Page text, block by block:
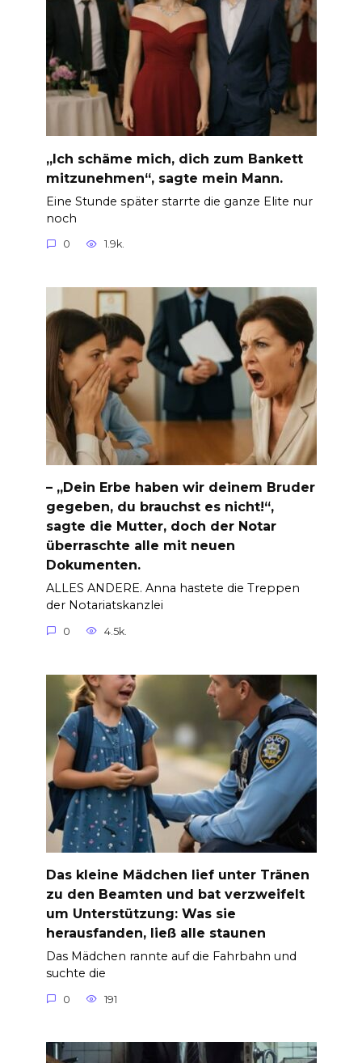
„Ich schäme mich, dich zum Bankett
mitzunehmen“, sagte mein Mann.
Eine Stunde später starrte die ganze Elite nur
noch
0 1.9k.
– „Dein Erbe haben wir deinem Bruder
gegeben, du brauchst es nicht!“,
sagte die Mutter, doch der Notar
überraschte alle mit neuen
Dokumenten.
ALLES ANDERE. Anna hastete die Treppen
der Notariatskanzlei
0 4.5k.
Das kleine Mädchen lief unter Tränen
zu den Beamten und bat verzweifelt
um Unterstützung: Was sie
herausfanden, ließ alle staunen
Das Mädchen rannte auf die Fahrbahn und
suchte die
0 191